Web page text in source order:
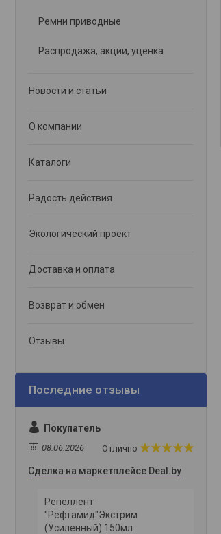
Ремни приводные
Распродажа, акции, уценка
Новости и статьи
О компании
Каталоги
Радость действия
Экологический проект
Доставка и оплата
Возврат и обмен
Отзывы
Покупатель
08.06.2026 Отлично
Сделка на маркетплейсе Deal.by
Репеллент
"Рефтамид"Экстрим
(Усиленный) 150мл